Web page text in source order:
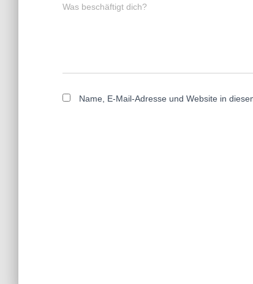
Was beschäftigt dich?
Name, E-Mail-Adresse und Website in